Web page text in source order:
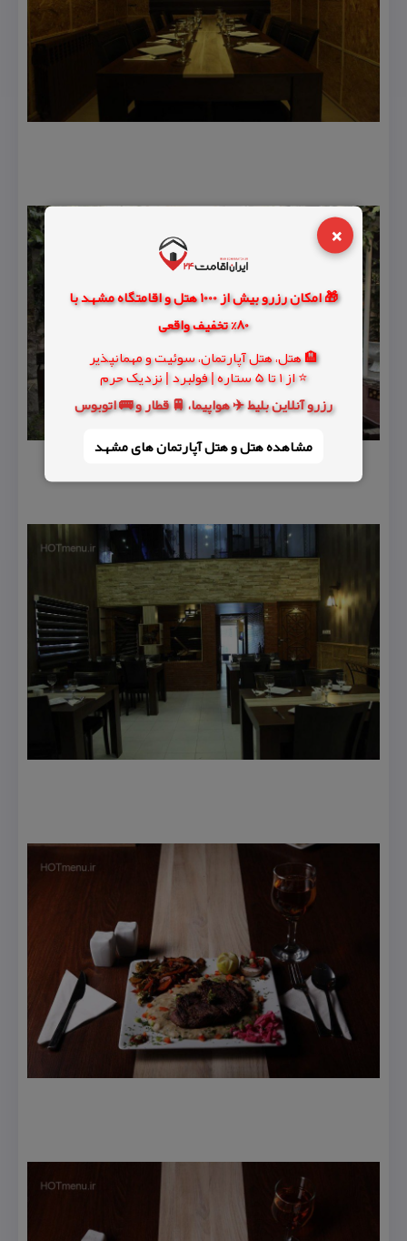
×
🎁 امکان رزرو بیش از 1000 هتل و اقامتگاه مشهد با
80% تخفیف واقعی
🏨 هتل، هتل آپارتمان، سوئیت و مهمانپذیر
⭐ از 1 تا 5 ستاره | فولبرد | نزدیک حرم
رزرو آنلاین بلیط ✈️ هواپیما، 🚆 قطار و 🚌 اتوبوس
مشاهده هتل و هتل‌ آپارتمان های مشهد